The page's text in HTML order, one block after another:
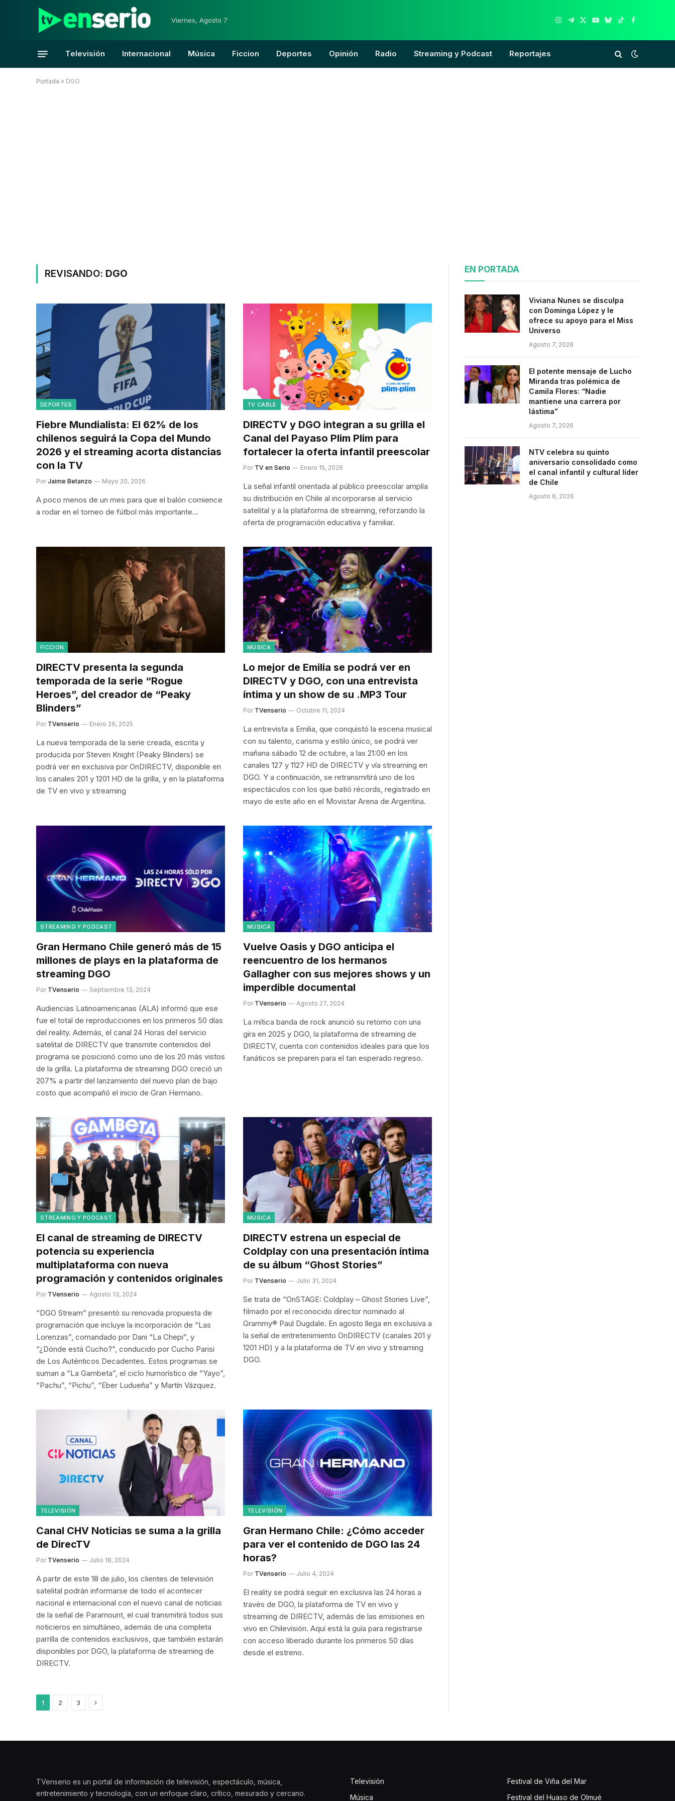
Viernes, Agosto 7
Instagram
Telegram
X
YouTube
Bluesky
TikTokFacebook
Televisión Internacional Música Ficcion Deportes Opinión Radio Streaming y Podcast Reportajes
Portada » DGO
REVISANDO: DGO
DEPORTES
Fiebre Mundialista: El 62% de los
chilenos seguirá la Copa del Mundo
2026 y el streaming acorta distancias
con la TV
Por Jaime Betanzo Mayo 20, 2026
A poco menos de un mes para que el balón comience
a rodar en el torneo de fútbol más importante…
TV CABLE
DIRECTV y DGO integran a su grilla el
Canal del Payaso Plim Plim para
fortalecer la oferta infantil preescolar
Por TV en Serio Enero 15, 2026
La señal infantil orientada al público preescolar amplía
su distribución en Chile al incorporarse al servicio
satelital y a la plataforma de streaming, reforzando la
oferta de programación educativa y familiar.
FICCION
DIRECTV presenta la segunda
temporada de la serie “Rogue
Heroes”, del creador de “Peaky
Blinders”
Por TVenserio Enero 26, 2025
La nueva temporada de la serie creada, escrita y
producida por Steven Knight (Peaky Blinders) se
podrá ver en exclusiva por OnDIRECTV, disponible en
los canales 201 y 1201 HD de la grilla, y en la plataforma
de TV en vivo y streaming
MÚSICA
Lo mejor de Emilia se podrá ver en
DIRECTV y DGO, con una entrevista
íntima y un show de su .MP3 Tour
Por TVenserio Octubre 11, 2024
La entrevista a Emilia, que conquistó la escena musical
con su talento, carisma y estilo único, se podrá ver
mañana sábado 12 de octubre, a las 21:00 en los
canales 127 y 1127 HD de DIRECTV y vía streaming en
DGO. Y a continuación, se retransmitirá uno de los
espectáculos con los que batió récords, registrado en
mayo de este año en el Movistar Arena de Argentina.
STREAMING Y PODCAST
Gran Hermano Chile generó más de 15
millones de plays en la plataforma de
streaming DGO
Por TVenserio Septiembre 13, 2024
Audiencias Latinoamericanas (ALA) informó que ese
fue el total de reproducciones en los primeros 50 días
del reality. Además, el canal 24 Horas del servicio
satelital de DIRECTV que transmite contenidos del
programa se posicionó como uno de los 20 más vistos
de la grilla. La plataforma de streaming DGO creció un
207% a partir del lanzamiento del nuevo plan de bajo
costo que acompañó el inicio de Gran Hermano.
MÚSICA
Vuelve Oasis y DGO anticipa el
reencuentro de los hermanos
Gallagher con sus mejores shows y un
imperdible documental
Por TVenserio Agosto 27, 2024
La mítica banda de rock anunció su retorno con una
gira en 2025 y DGO, la plataforma de streaming de
DIRECTV, cuenta con contenidos ideales para que los
fanáticos se preparen para el tan esperado regreso.
STREAMING Y PODCAST
El canal de streaming de DIRECTV
potencia su experiencia
multiplataforma con nueva
programación y contenidos originales
Por TVenserio Agosto 13, 2024
“DGO Stream” presentó su renovada propuesta de
programación que incluye la incorporación de “Las
Lorenzas”, comandado por Dani “La Chepi”, y
“¿Dónde está Cucho?”, conducido por Cucho Parisi
de Los Auténticos Decadentes. Estos programas se
suman a “La Gambeta”, el ciclo humorístico de “Yayo”,
“Pachu”, “Pichu”, “Eber Ludueña” y Martín Vázquez.
MÚSICA
DIRECTV estrena un especial de
Coldplay con una presentación íntima
de su álbum “Ghost Stories”
Por TVenserio Julio 31, 2024
Se trata de “OnSTAGE: Coldplay – Ghost Stories Live”,
filmado por el reconocido director nominado al
Grammy® Paul Dugdale. En agosto llega en exclusiva a
la señal de entretenimiento OnDIRECTV (canales 201 y
1201 HD) y a la plataforma de TV en vivo y streaming
DGO.
TELEVISIÓN
Canal CHV Noticias se suma a la grilla
de DirecTV
Por TVenserio Julio 18, 2024
A partir de este 18 de julio, los clientes de televisión
satelital podrán informarse de todo el acontecer
nacional e internacional con el nuevo canal de noticias
de la señal de Paramount, el cual transmitirá todos sus
noticieros en simultáneo, además de una completa
parrilla de contenidos exclusivos, que también estarán
disponibles por DGO, la plataforma de streaming de
DIRECTV.
TELEVISIÓN
Gran Hermano Chile: ¿Cómo acceder
para ver el contenido de DGO las 24
horas?
Por TVenserio Julio 4, 2024
El reality se podrá seguir en exclusiva las 24 horas a
través de DGO, la plataforma de TV en vivo y
streaming de DIRECTV, además de las emisiones en
vivo en Chilevisión. Aquí está la guía para registrarse
con acceso liberado durante los primeros 50 días
desde el estreno.
1 2 3 Siguiente
EN PORTADA
Viviana Nunes se disculpa
con Dominga López y le
ofrece su apoyo para el Miss
Universo
Agosto 7, 2026
El potente mensaje de Lucho
Miranda tras polémica de
Camila Flores: “Nadie
mantiene una carrera por
lástima”
Agosto 7, 2026
NTV celebra su quinto
aniversario consolidado como
el canal infantil y cultural líder
de Chile
Agosto 6, 2026
TVenserio es un portal de información de televisión, espectáculo, música,
entretenimiento y tecnología, con un enfoque claro, crítico, mesurado y cercano.
Televisión
Música
Festival de Viña del Mar
Festival del Huaso de Olmué